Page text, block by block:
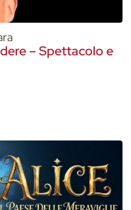
– Spettacolo e